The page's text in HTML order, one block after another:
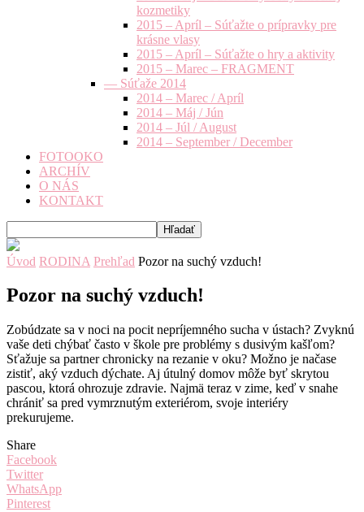
kozmetiky
2015 – Apríl – Súťažte o prípravky pre
krásne vlasy
2015 – Apríl – Súťažte o hry a aktivity
2015 – Marec – FRAGMENT
— Súťaže 2014
2014 – Marec / Apríl
2014 – Máj / Jún
2014 – Júl / August
2014 – September / December
FOTOOKO
ARCHÍV
O NÁS
KONTAKT
Úvod RODINA Prehľad Pozor na suchý vzduch!
Pozor na suchý vzduch!
Zobúdzate sa v noci na pocit nepríjemného sucha v ústach? Zvyknú
vaše deti chýbať často v škole pre problémy s dusivým kašľom?
Sťažuje sa partner chronicky na rezanie v oku? Možno je načase
zistiť, aký vzduch dýchate. Aj útulný domov môže byť skrytou
pascou, ktorá ohrozuje zdravie. Najmä teraz v zime, keď v snahe
chrániť sa pred vymrznutým exteriérom, svoje interiéry
prekurujeme.
Share
Facebook
Twitter
WhatsApp
Pinterest